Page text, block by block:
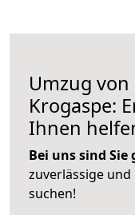
Umzug
Krogaspe:
Ihnen
Bei uns sind
zuverlässige
suchen!